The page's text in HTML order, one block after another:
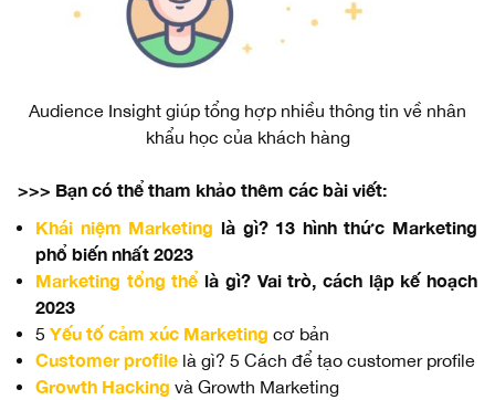
Audience Insight giúp tổng hợp nhiều thông tin về nhân
khẩu học của khách hàng
>>> Bạn có thể tham khảo thêm các bài viết:
Khái niệm Marketing là gì? 13 hình thức Marketing
phổ biến nhất 2023
Marketing tổng thể là gì? Vai trò, cách lập kế hoạch
2023
5 Yếu tố cảm xúc Marketing cơ bản
Customer profile là gì? 5 Cách để tạo customer profile
Growth Hacking và Growth Marketing